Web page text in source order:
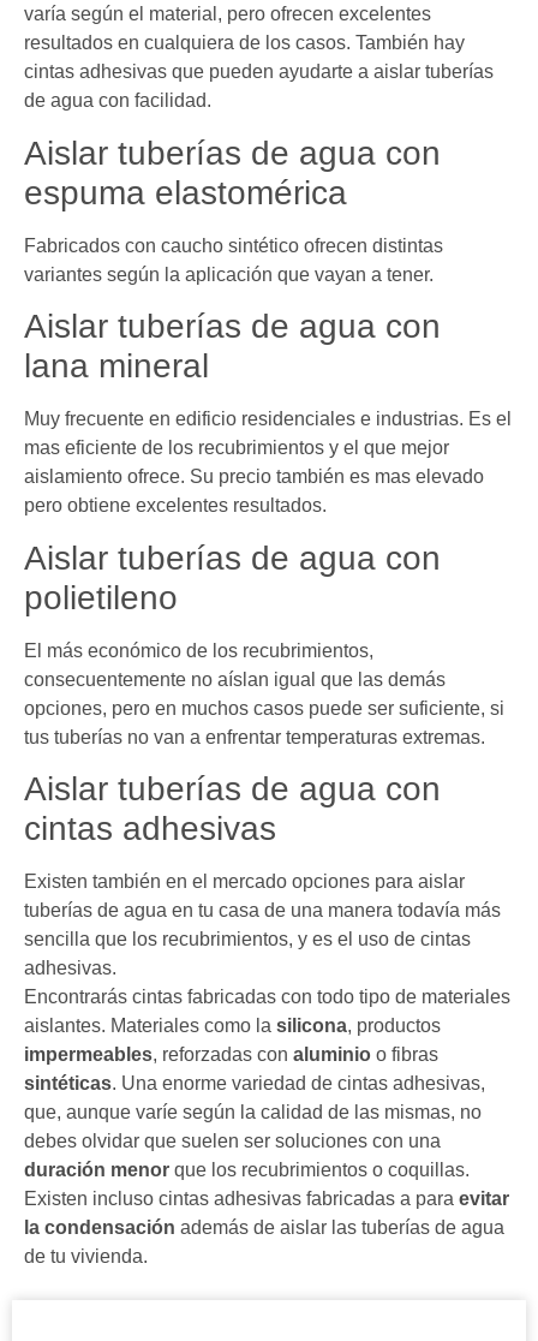
varía según el material, pero ofrecen excelentes
resultados en cualquiera de los casos. También hay
cintas adhesivas que pueden ayudarte a aislar tuberías
de agua con facilidad.
Aislar tuberías de agua con
espuma elastomérica
Fabricados con caucho sintético ofrecen distintas
variantes según la aplicación que vayan a tener.
Aislar tuberías de agua con
lana mineral
Muy frecuente en edificio residenciales e industrias. Es el
mas eficiente de los recubrimientos y el que mejor
aislamiento ofrece. Su precio también es mas elevado
pero obtiene excelentes resultados.
Aislar tuberías de agua con
polietileno
El más económico de los recubrimientos,
consecuentemente no aíslan igual que las demás
opciones, pero en muchos casos puede ser suficiente, si
tus tuberías no van a enfrentar temperaturas extremas.
Aislar tuberías de agua con
cintas adhesivas
Existen también en el mercado opciones para aislar
tuberías de agua en tu casa de una manera todavía más
sencilla que los recubrimientos, y es el uso de cintas
adhesivas.
Encontrarás cintas fabricadas con todo tipo de materiales
aislantes. Materiales como la silicona, productos
impermeables, reforzadas con aluminio o fibras
sintéticas. Una enorme variedad de cintas adhesivas,
que, aunque varíe según la calidad de las mismas, no
debes olvidar que suelen ser soluciones con una
duración menor que los recubrimientos o coquillas.
Existen incluso cintas adhesivas fabricadas a para evitar
la condensación además de aislar las tuberías de agua
de tu vivienda.